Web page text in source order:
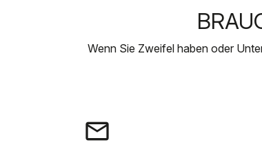
Wenn Sie Zweifel haben oder
email